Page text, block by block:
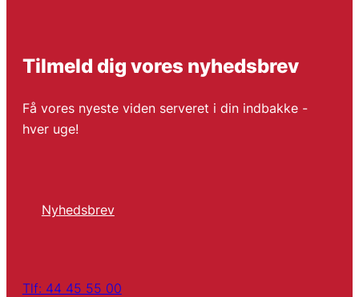
Tilmeld dig vores nyhedsbrev
Få vores nyeste viden serveret i din indbakke -
hver uge!
Nyhedsbrev
Tlf: 44 45 55 00